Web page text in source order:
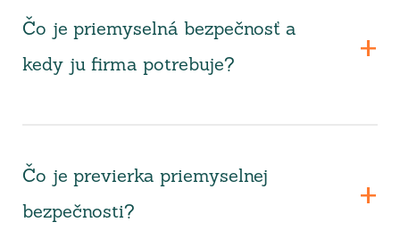
Čo je priemyselná bezpečnosť a
kedy ju firma potrebuje?
Čo je previerka priemyselnej
bezpečnosti?